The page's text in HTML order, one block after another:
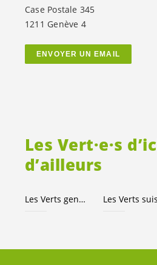
Les Vert·e·s
d’ailleurs
Les Verts genevois
Case Postale 345
1211 Genève 4
ENVOYER UN EMAIL